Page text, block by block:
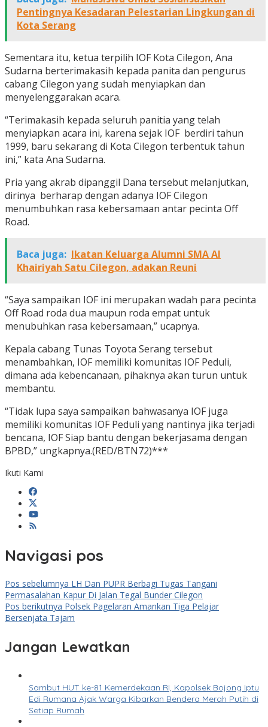
Pentingnya Kesadaran Pelestarian Lingkungan di
Kota Serang
Sementara itu, ketua terpilih IOF Kota Cilegon, Ana
Sudarna berterimakasih kepada panita dan pengurus
cabang Cilegon yang sudah menyiapkan dan
menyelenggarakan acara.
“Terimakasih kepada seluruh panitia yang telah
menyiapkan acara ini, karena sejak IOF berdiri tahun
1999, baru sekarang di Kota Cilegon terbentuk tahun
ini,” kata Ana Sudarna.
Pria yang akrab dipanggil Dana tersebut melanjutkan,
dirinya berharap dengan adanya IOF Cilegon
menumbuhkan rasa kebersamaan antar pecinta Off
Road.
Baca juga: Ikatan Keluarga Alumni SMA Al
Khairiyah Satu Cilegon, adakan Reuni
“Saya sampaikan IOF ini merupakan wadah para pecinta
Off Road roda dua maupun roda empat untuk
menubuhkan rasa kebersamaan,” ucapnya.
Kepala cabang Tunas Toyota Serang tersebut
menambahkan, IOF memiliki komunitas IOF Peduli,
dimana ada kebencanaan, pihaknya akan turun untuk
membantu.
“Tidak lupa saya sampaikan bahwasanya IOF juga
memiliki komunitas IOF Peduli yang nantinya jika terjadi
bencana, IOF Siap bantu dengan bekerjasama dengan
BPBD,” ungkapnya.(RED/BTN72)***
Ikuti Kami
Navigasi pos
Pos sebelumnya LH Dan PUPR Berbagi Tugas Tangani
Permasalahan Kapur Di Jalan Tegal Bunder Cilegon
Pos berikutnya Polsek Pagelaran Amankan Tiga Pelajar
Bersenjata Tajam
Jangan Lewatkan
Sambut HUT ke-81 Kemerdekaan RI, Kapolsek Bojong Iptu
Edi Rumana Ajak Warga Kibarkan Bendera Merah Putih di
Setiap Rumah